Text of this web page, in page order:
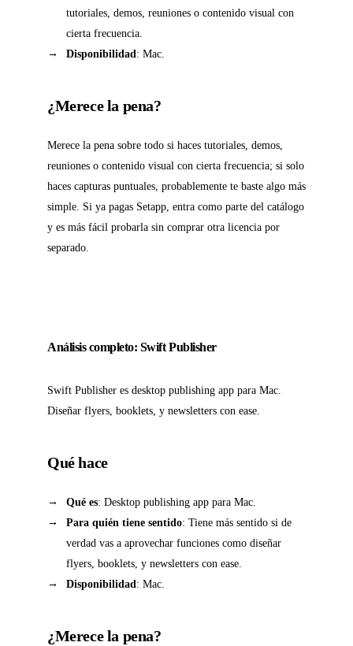
tutoriales, demos, reuniones o contenido visual con
cierta frecuencia.
Disponibilidad: Mac.
¿Merece la pena?
Merece la pena sobre todo si haces tutoriales, demos,
reuniones o contenido visual con cierta frecuencia; si solo
haces capturas puntuales, probablemente te baste algo más
simple. Si ya pagas Setapp, entra como parte del catálogo
y es más fácil probarla sin comprar otra licencia por
separado.
Análisis completo: Swift Publisher
Swift Publisher es desktop publishing app para Mac.
Diseñar flyers, booklets, y newsletters con ease.
Qué hace
Qué es: Desktop publishing app para Mac.
Para quién tiene sentido: Tiene más sentido si de
verdad vas a aprovechar funciones como diseñar
flyers, booklets, y newsletters con ease.
Disponibilidad: Mac.
¿Merece la pena?